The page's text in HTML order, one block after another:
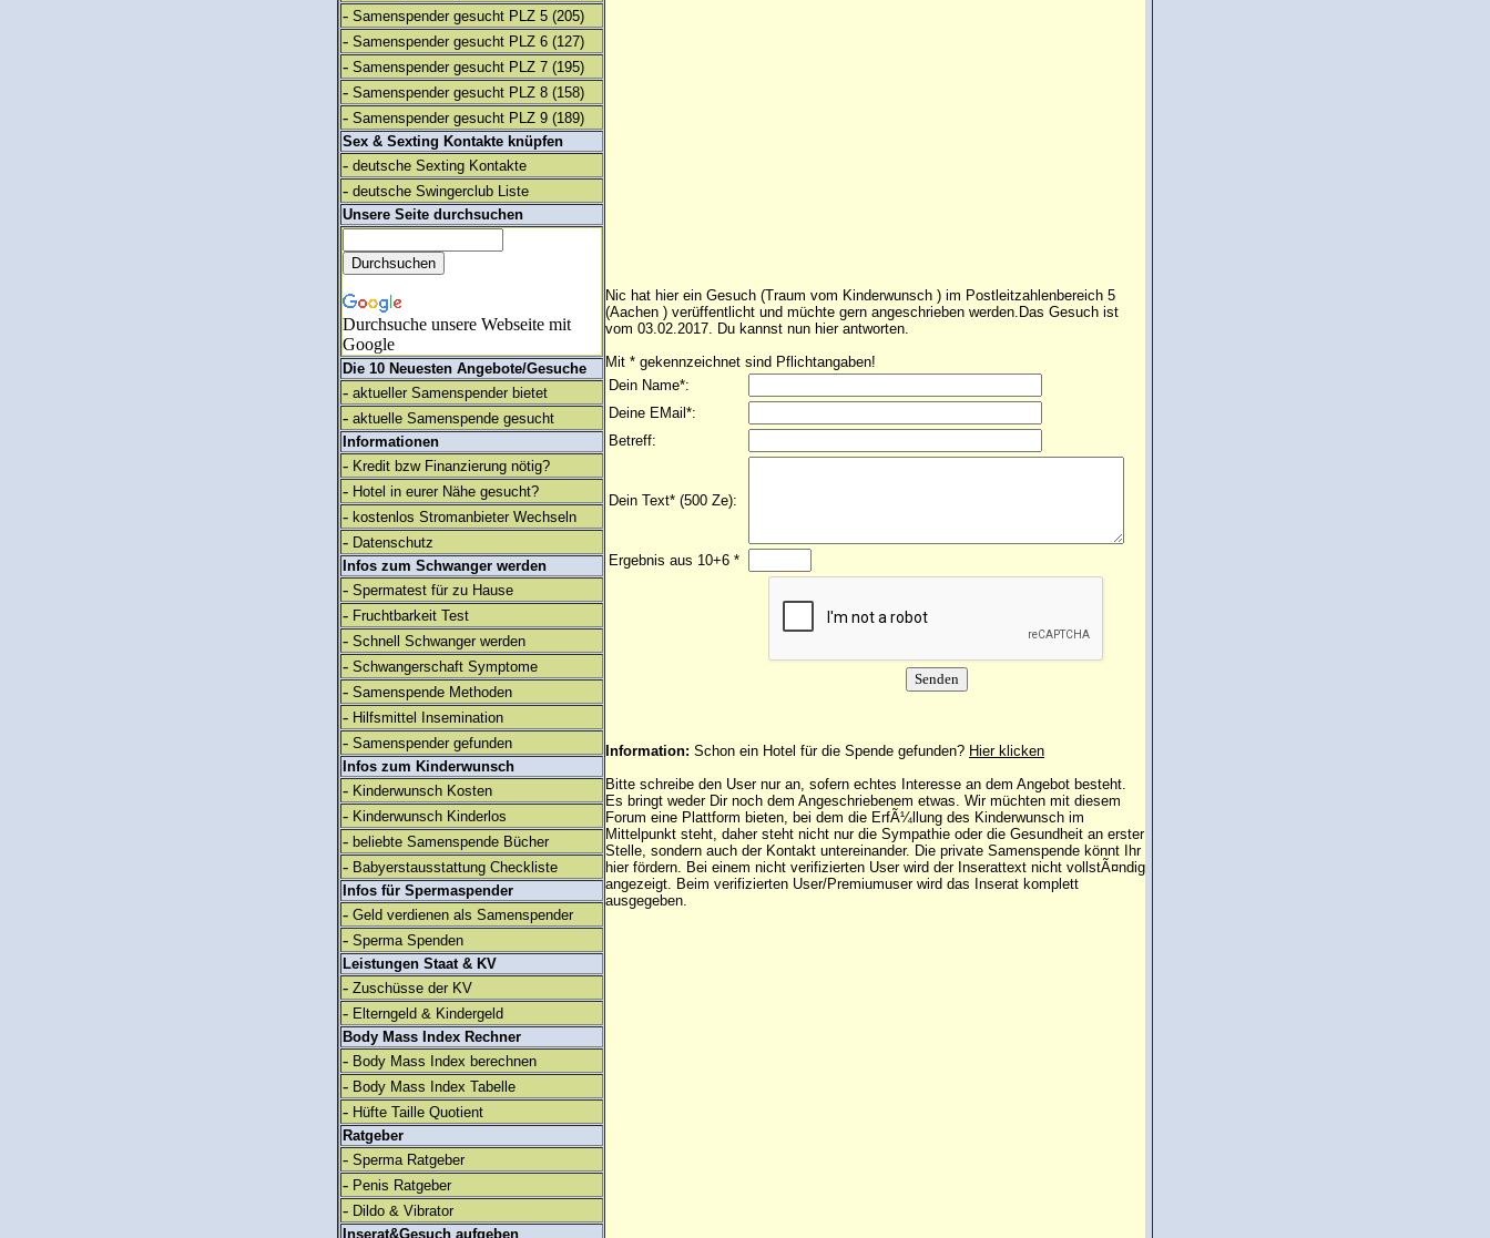
- Samenspender gesucht PLZ 5 (205)
- Samenspender gesucht PLZ 6 (127)
- Samenspender gesucht PLZ 7 (195)
- Samenspender gesucht PLZ 8 (158)
- Samenspender gesucht PLZ 9 (189)
Sex & Sexting Kontakte knüpfen
- deutsche Sexting Kontakte
- deutsche Swingerclub Liste
Unsere Seite durchsuchen
Durchsuche unsere Webseite mit
Google
Die 10 Neuesten Angebote/Gesuche
- aktueller Samenspender bietet
- aktuelle Samenspende gesucht
Informationen
- Kredit bzw Finanzierung nötig?
- Hotel in eurer Nähe gesucht?
- kostenlos Stromanbieter Wechseln
- Datenschutz
Infos zum Schwanger werden
- Spermatest für zu Hause
- Fruchtbarkeit Test
- Schnell Schwanger werden
- Schwangerschaft Symptome
- Samenspende Methoden
- Hilfsmittel Insemination
- Samenspender gefunden
Infos zum Kinderwunsch
- Kinderwunsch Kosten
- Kinderwunsch Kinderlos
- beliebte Samenspende Bücher
- Babyerstausstattung Checkliste
Infos für Spermaspender
- Geld verdienen als Samenspender
- Sperma Spenden
Leistungen Staat & KV
- Zuschüsse der KV
- Elterngeld & Kindergeld
Body Mass Index Rechner
- Body Mass Index berechnen
- Body Mass Index Tabelle
- Hüfte Taille Quotient
Ratgeber
- Sperma Ratgeber
- Penis Ratgeber
- Dildo & Vibrator
Inserat&Gesuch aufgeben
Nic hat hier ein Gesuch (Traum vom Kinderwunsch ) im Postleitzahlenbereich 5
(Aachen ) verüffentlicht und müchte gern angeschrieben werden.Das Gesuch ist
vom 03.02.2017. Du kannst nun hier antworten.
Mit * gekennzeichnet sind Pflichtangaben!
Dein Name*:
Deine EMail*:
Betreff:
Dein Text* (500 Ze):
Ergebnis aus 10+6 *
Information: Schon ein Hotel für die Spende gefunden? Hier klicken
Bitte schreibe den User nur an, sofern echtes Interesse an dem Angebot besteht.
Es bringt weder Dir noch dem Angeschriebenem etwas. Wir müchten mit diesem
Forum eine Plattform bieten, bei dem die ErfÃ¼llung des Kinderwunsch im
Mittelpunkt steht, daher steht nicht nur die Sympathie oder die Gesundheit an erster
Stelle, sondern auch der Kontakt untereinander. Die private Samenspende könnt Ihr
hier fördern. Bei einem nicht verifizierten User wird der Inserattext nicht vollstÃ¤ndig
angezeigt. Beim verifizierten User/Premiumuserwird das Inserat komplett
ausgegeben.